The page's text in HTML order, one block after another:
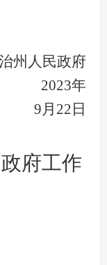
民政府
年
9月22日
府工作